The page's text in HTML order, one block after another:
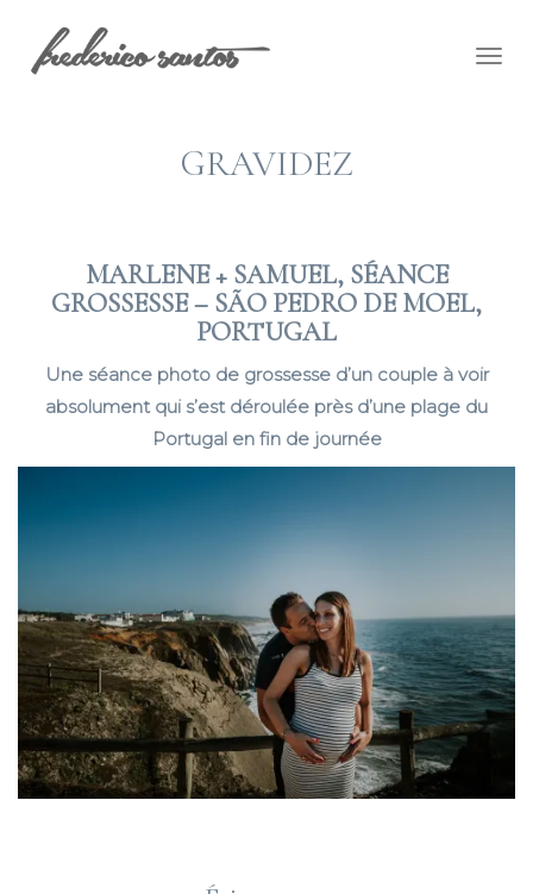
GRAVIDEZ
MARLENE + SAMUEL, SÉANCE
GROSSESSE – SÃO PEDRO DE MOEL,
PORTUGAL
Une séance photo de grossesse d’un couple à voir
absolument qui s’est déroulée près d’une plage du
Portugal en fin de journée